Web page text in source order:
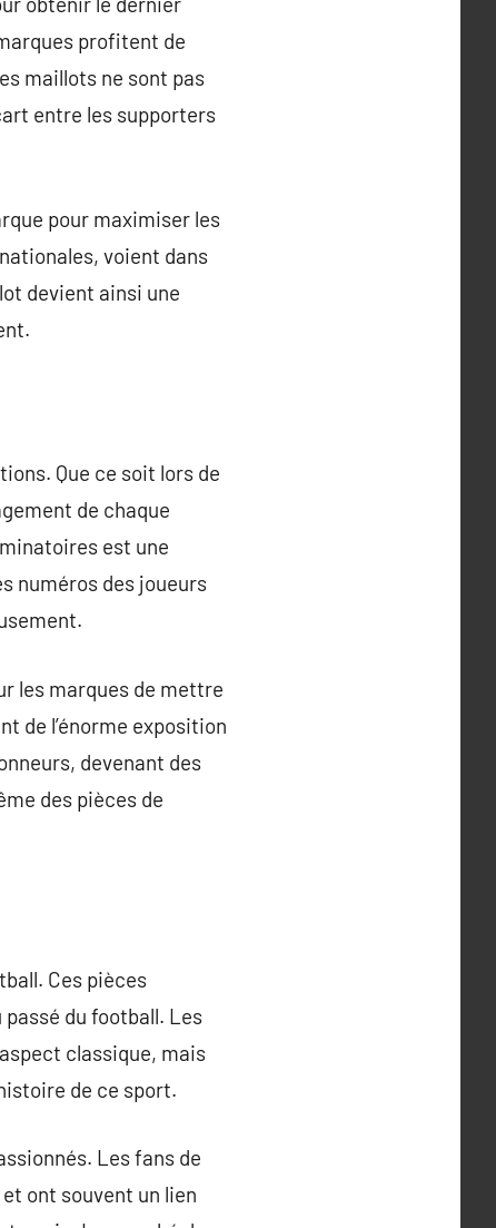
profitent de
maillots ne sont pas
entre les supporters
pour maximiser les
voient dans
devient ainsi une
Que ce soit lors de
de chaque
est une
numéros des joueurs
les marques de mettre
de l’énorme exposition
devenant des
des pièces de
Ces pièces
du football. Les
classique, mais
de ce sport.
Les fans de
ont souvent un lien